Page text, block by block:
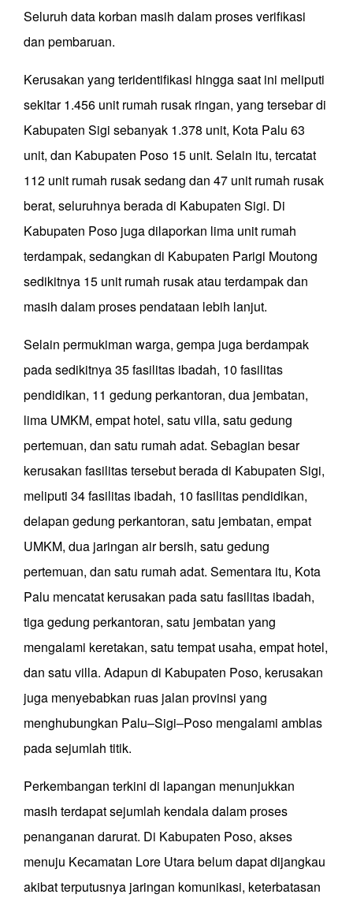
Seluruh data korban masih dalam proses verifikasi
dan pembaruan.
Kerusakan yang teridentifikasi hingga saat ini meliputi
sekitar 1.456 unit rumah rusak ringan, yang tersebar di
Kabupaten Sigi sebanyak 1.378 unit, Kota Palu 63
unit, dan Kabupaten Poso 15 unit. Selain itu, tercatat
112 unit rumah rusak sedang dan 47 unit rumah rusak
berat, seluruhnya berada di Kabupaten Sigi. Di
Kabupaten Poso juga dilaporkan lima unit rumah
terdampak, sedangkan di Kabupaten Parigi Moutong
sedikitnya 15 unit rumah rusak atau terdampak dan
masih dalam proses pendataan lebih lanjut.
Selain permukiman warga, gempa juga berdampak
pada sedikitnya 35 fasilitas ibadah, 10 fasilitas
pendidikan, 11 gedung perkantoran, dua jembatan,
lima UMKM, empat hotel, satu villa, satu gedung
pertemuan, dan satu rumah adat. Sebagian besar
kerusakan fasilitas tersebut berada di Kabupaten Sigi,
meliputi 34 fasilitas ibadah, 10 fasilitas pendidikan,
delapan gedung perkantoran, satu jembatan, empat
UMKM, dua jaringan air bersih, satu gedung
pertemuan, dan satu rumah adat. Sementara itu, Kota
Palu mencatat kerusakan pada satu fasilitas ibadah,
tiga gedung perkantoran, satu jembatan yang
mengalami keretakan, satu tempat usaha, empat hotel,
dan satu villa. Adapun di Kabupaten Poso, kerusakan
juga menyebabkan ruas jalan provinsi yang
menghubungkan Palu–Sigi–Poso mengalami amblas
pada sejumlah titik.
Perkembangan terkini di lapangan menunjukkan
masih terdapat sejumlah kendala dalam proses
penanganan darurat. Di Kabupaten Poso, akses
menuju Kecamatan Lore Utara belum dapat dijangkau
akibat terputusnya jaringan komunikasi, keterbatasan